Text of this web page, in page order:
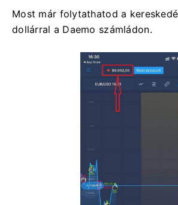
Most már folytathatod a
dollárral a Daemo számládon.